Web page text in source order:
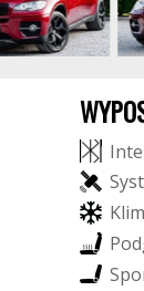
Inte
Syst
Klim
Pod
Spo